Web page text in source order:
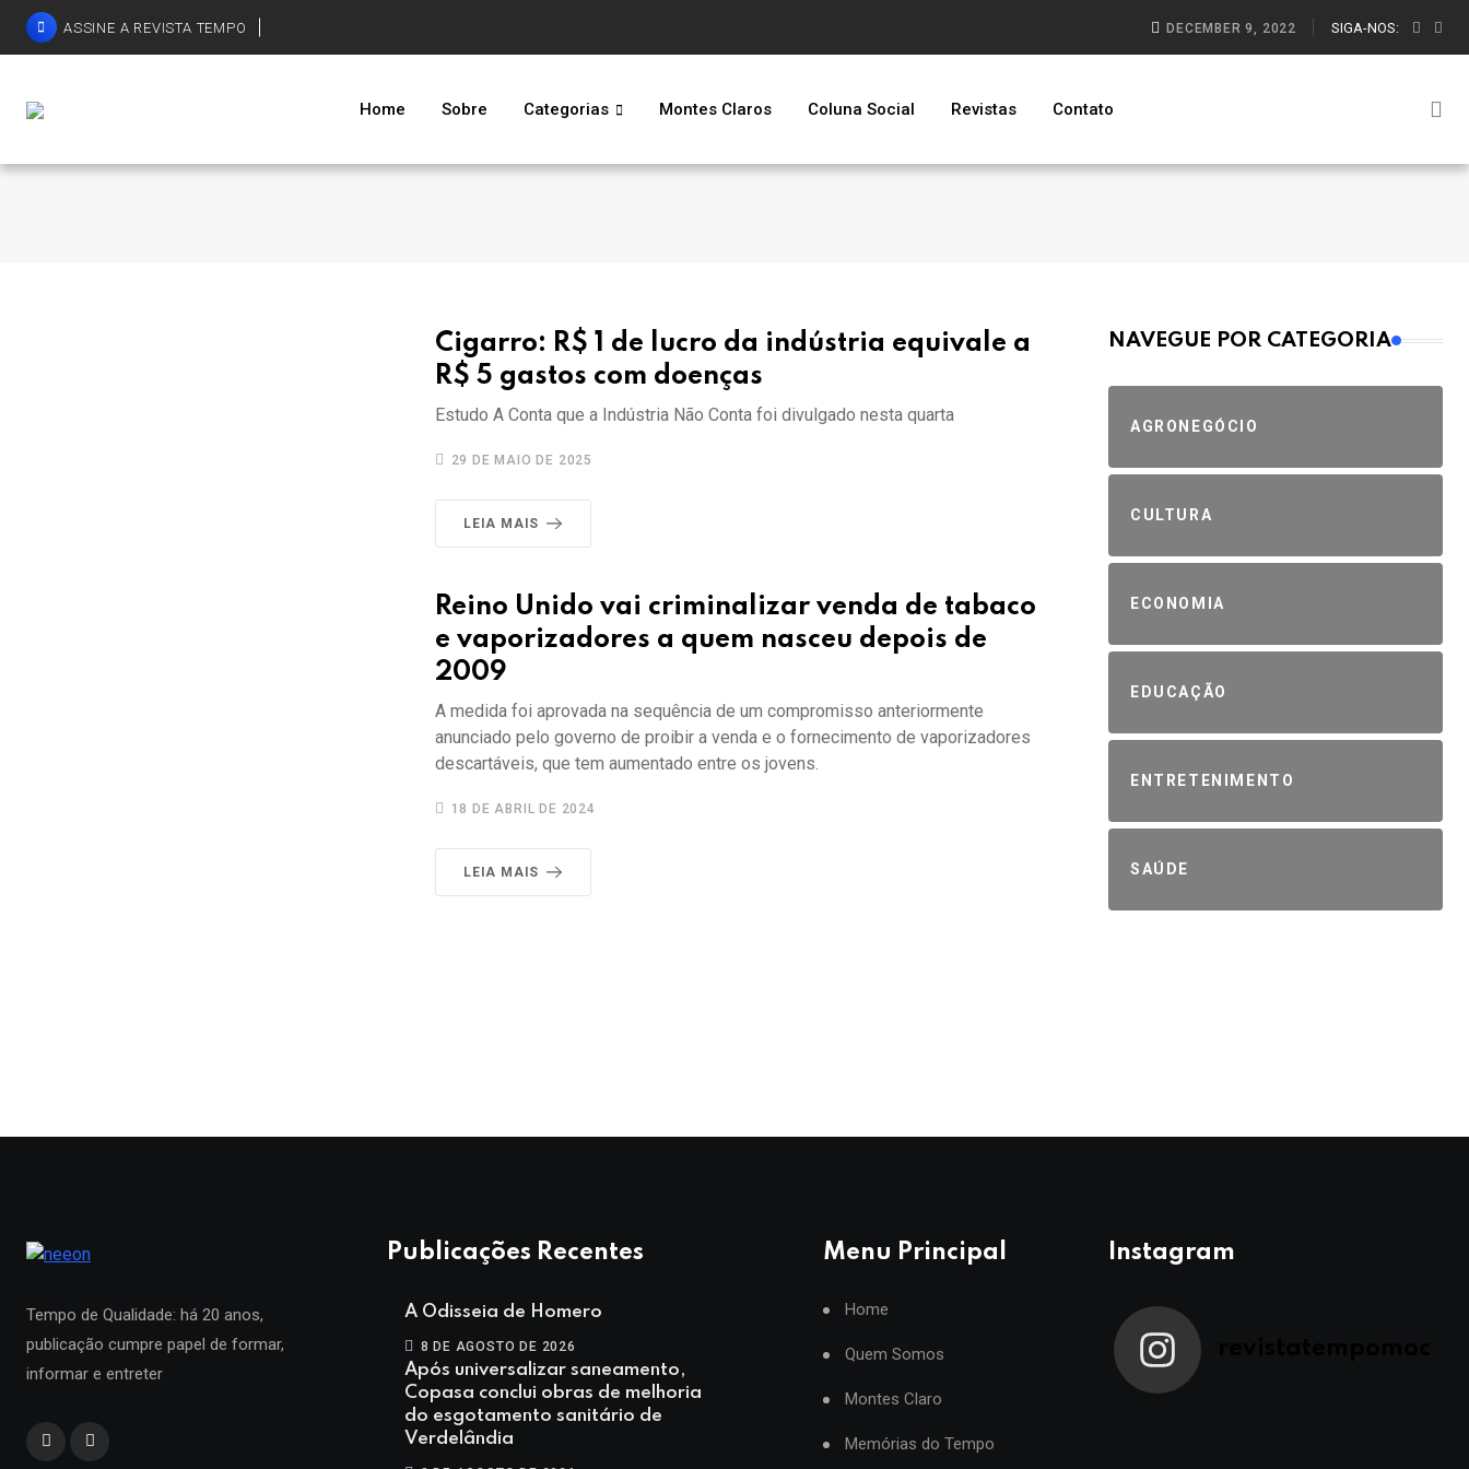
ASSINE A REVISTA TEMPO DECEMBER 9, 2022 SIGA-NOS:
Home Sobre Categorias Montes Claros Coluna Social Revistas Contato
Cigarro: R$ 1 de lucro da indústria equivale a
R$ 5 gastos com doenças
Estudo A Conta que a Indústria Não Conta foi divulgado nesta quarta
29 DE MAIO DE 2025
LEIA MAIS
Reino Unido vai criminalizar venda de tabaco
e vaporizadores a quem nasceu depois de
2009
A medida foi aprovada na sequência de um compromisso anteriormente
anunciado pelo governo de proibir a venda e o fornecimento de vaporizadores
descartáveis, que tem aumentado entre os jovens.
18 DE ABRIL DE 2024
LEIA MAIS
MAIS VISTOS
NAVEGUE POR CATEGORIA
AGRONEGÓCIO
CULTURA
ECONOMIA
EDUCAÇÃO
ENTRETENIMENTO
SAÚDE
Tempo de Qualidade: há 20 anos,
publicação cumpre papel de formar,
informar e entreter
Publicações Recentes
A Odisseia de Homero
8 DE AGOSTO DE 2026
Após universalizar saneamento,
Copasa conclui obras de melhoria
do esgotamento sanitário de
Verdelândia
Menu Principal
Home
Quem Somos
Montes Claro
Memórias do Tempo
Instagram